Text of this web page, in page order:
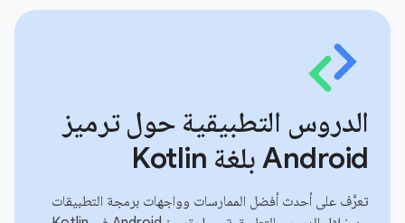
الدروس التطبيقية حول ترميز
Android بلغة Kotlin
تعرَّف على أحدث أفضل الممارسات وواجهات برمجة التطبيقات